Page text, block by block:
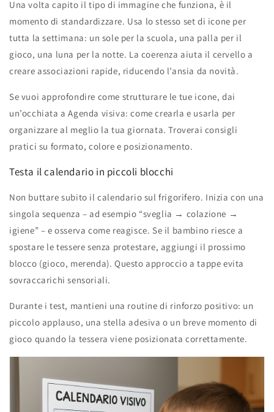
Una volta capito il tipo di immagine che funziona, è il
momento di standardizzare. Usa lo stesso set di icone per
tutta la settimana: un sole per la scuola, una palla per il
gioco, una luna per la notte. La coerenza aiuta il cervello a
creare associazioni rapide, riducendo l’ansia da novità.
Se vuoi approfondire come strutturare le tue icone, dai
un’occhiata a Agenda visiva: come crearla e usarla per
organizzare al meglio la tua giornata. Troverai consigli
pratici su formato, colore e posizionamento.
Testa il calendario in piccoli blocchi
Non buttare subito il calendario sul frigorifero. Inizia con una
singola sequenza – ad esempio “sveglia → colazione →
igiene” – e osserva come reagisce. Se il bambino riesce a
spostare le tessere senza protestare, aggiungi il prossimo
blocco (gioco, merenda). Questo approccio a tappe evita
sovraccarichi sensoriali.
Durante i test, mantieni una routine di rinforzo positivo: un
piccolo applauso, una stella adesiva o un breve momento di
gioco quando la tessera viene posizionata correttamente.